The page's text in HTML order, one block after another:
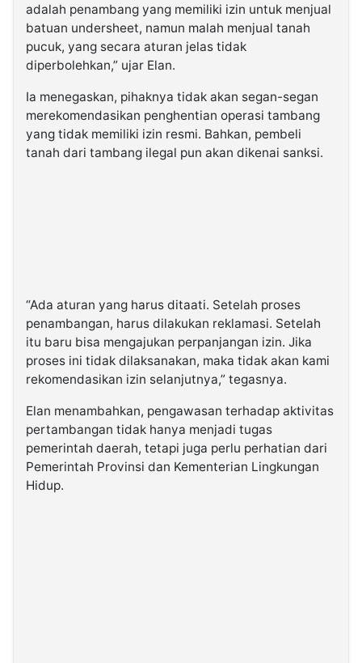
adalah penambang yang memiliki izin untuk menjual
batuan undersheet, namun malah menjual tanah
pucuk, yang secara aturan jelas tidak
diperbolehkan,” ujar Elan.
Ia menegaskan, pihaknya tidak akan segan-segan
merekomendasikan penghentian operasi tambang
yang tidak memiliki izin resmi. Bahkan, pembeli
tanah dari tambang ilegal pun akan dikenai sanksi.
“Ada aturan yang harus ditaati. Setelah proses
penambangan, harus dilakukan reklamasi. Setelah
itu baru bisa mengajukan perpanjangan izin. Jika
proses ini tidak dilaksanakan, maka tidak akan kami
rekomendasikan izin selanjutnya,” tegasnya.
Elan menambahkan, pengawasan terhadap aktivitas
pertambangan tidak hanya menjadi tugas
pemerintah daerah, tetapi juga perlu perhatian dari
Pemerintah Provinsi dan Kementerian Lingkungan
Hidup.